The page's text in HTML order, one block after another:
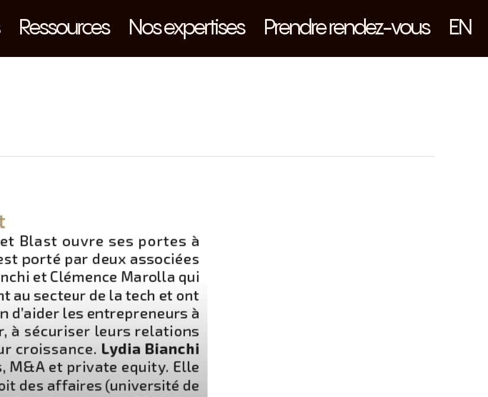
Ressources Nos expertises Prendre rendez-vous EN